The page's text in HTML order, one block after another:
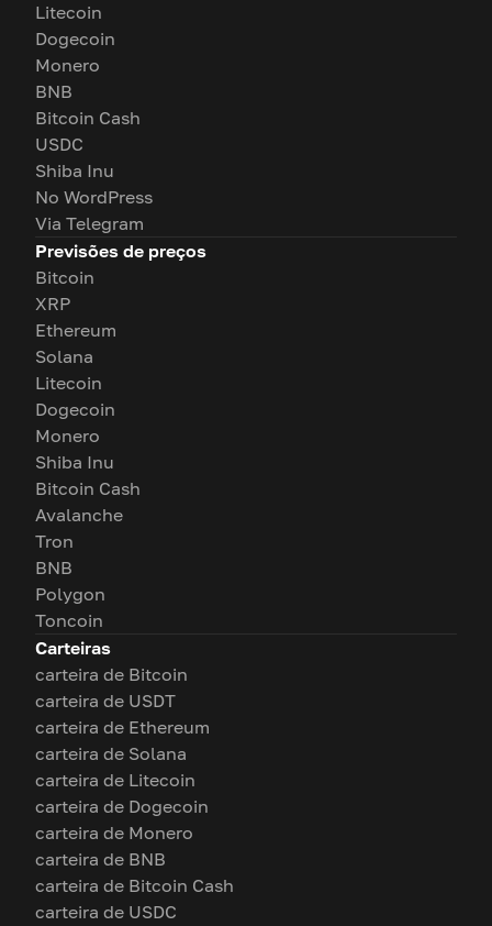
Litecoin
Dogecoin
Monero
BNB
Bitcoin Cash
USDC
Shiba Inu
No WordPress
Via Telegram
Previsões de preços
Bitcoin
XRP
Ethereum
Solana
Litecoin
Dogecoin
Monero
Shiba Inu
Bitcoin Cash
Avalanche
Tron
BNB
Polygon
Toncoin
Carteiras
carteira de Bitcoin
carteira de USDT
carteira de Ethereum
carteira de Solana
carteira de Litecoin
carteira de Dogecoin
carteira de Monero
carteira de BNB
carteira de Bitcoin Cash
carteira de USDC